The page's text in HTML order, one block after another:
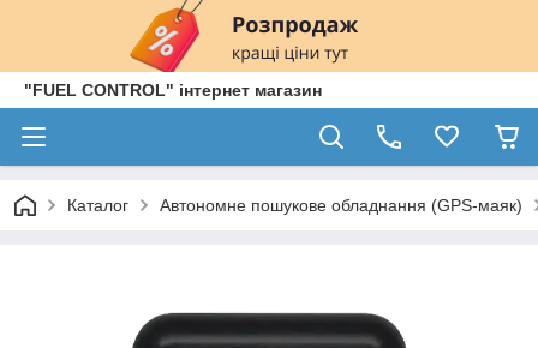
"FUEL CONTROL" інтернет магазин
Каталог Автономне пошукове обладнання (GPS-маяк)